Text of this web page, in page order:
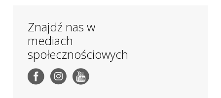
Znajdź nas w
mediach
społecznościowych